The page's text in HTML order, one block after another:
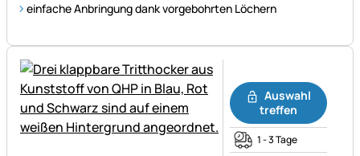
einfache Anbringung dank vorgebohrten Löchern
Auswahl
treffen
1 - 3 Tage